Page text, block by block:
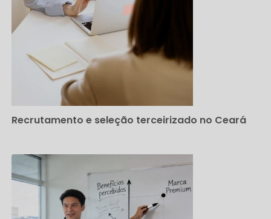
Recrutamento e seleção terceirizado no Ceará